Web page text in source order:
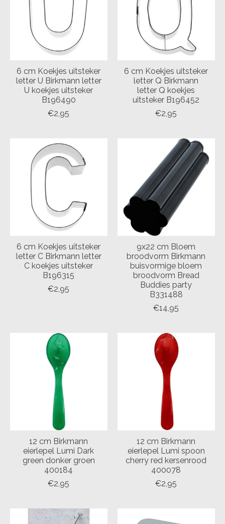
6 cm Koekjes uitsteker
letter U Birkmann letter
U koekjes uitsteker
B196490
€2,95
6 cm Koekjes uitsteker
letter Q Birkmann
letter Q koekjes
uitsteker B196452
€2,95
6 cm Koekjes uitsteker
letter C Birkmann letter
C koekjes uitsteker
B196315
€2,95
9x22 cm Bloem
broodvorm Birkmann
buisvormige bloem
broodvorm Bread
Buddies party
B331488
€14,95
12 cm Birkmann
eierlepel Lumi Dark
green donker groen
400184
€2,95
12 cm Birkmann
eierlepel Lumi spoon
cherry red kersenrood
400078
€2,95